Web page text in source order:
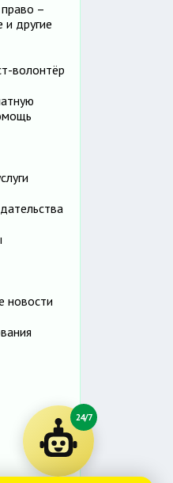
–
и другие
волонтёр
новости
24/7